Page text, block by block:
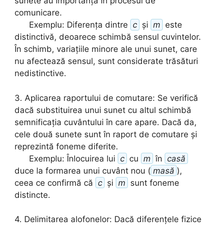
comunicare.
Exemplu: Diferența dintre c și m este
distinctivă, deoarece schimbă sensul cuvintelor.
În schimb, variațiile minore ale unui sunet, care
nu afectează sensul, sunt considerate trăsături
nedistinctive.
3. Aplicarea raportului de comutare: Se verifică
dacă substituirea unui sunet cu altul schimbă
semnificația cuvântului în care apare. Dacă da,
cele două sunete sunt în raport de comutare și
reprezintă foneme diferite.
Exemplu: Înlocuirea lui c cu m în casă
duce la formarea unui cuvânt nou ( masă ),
ceea ce confirmă că c și m sunt foneme
distincte.
4. Delimitarea alofonelor: Dacă diferențele fizice